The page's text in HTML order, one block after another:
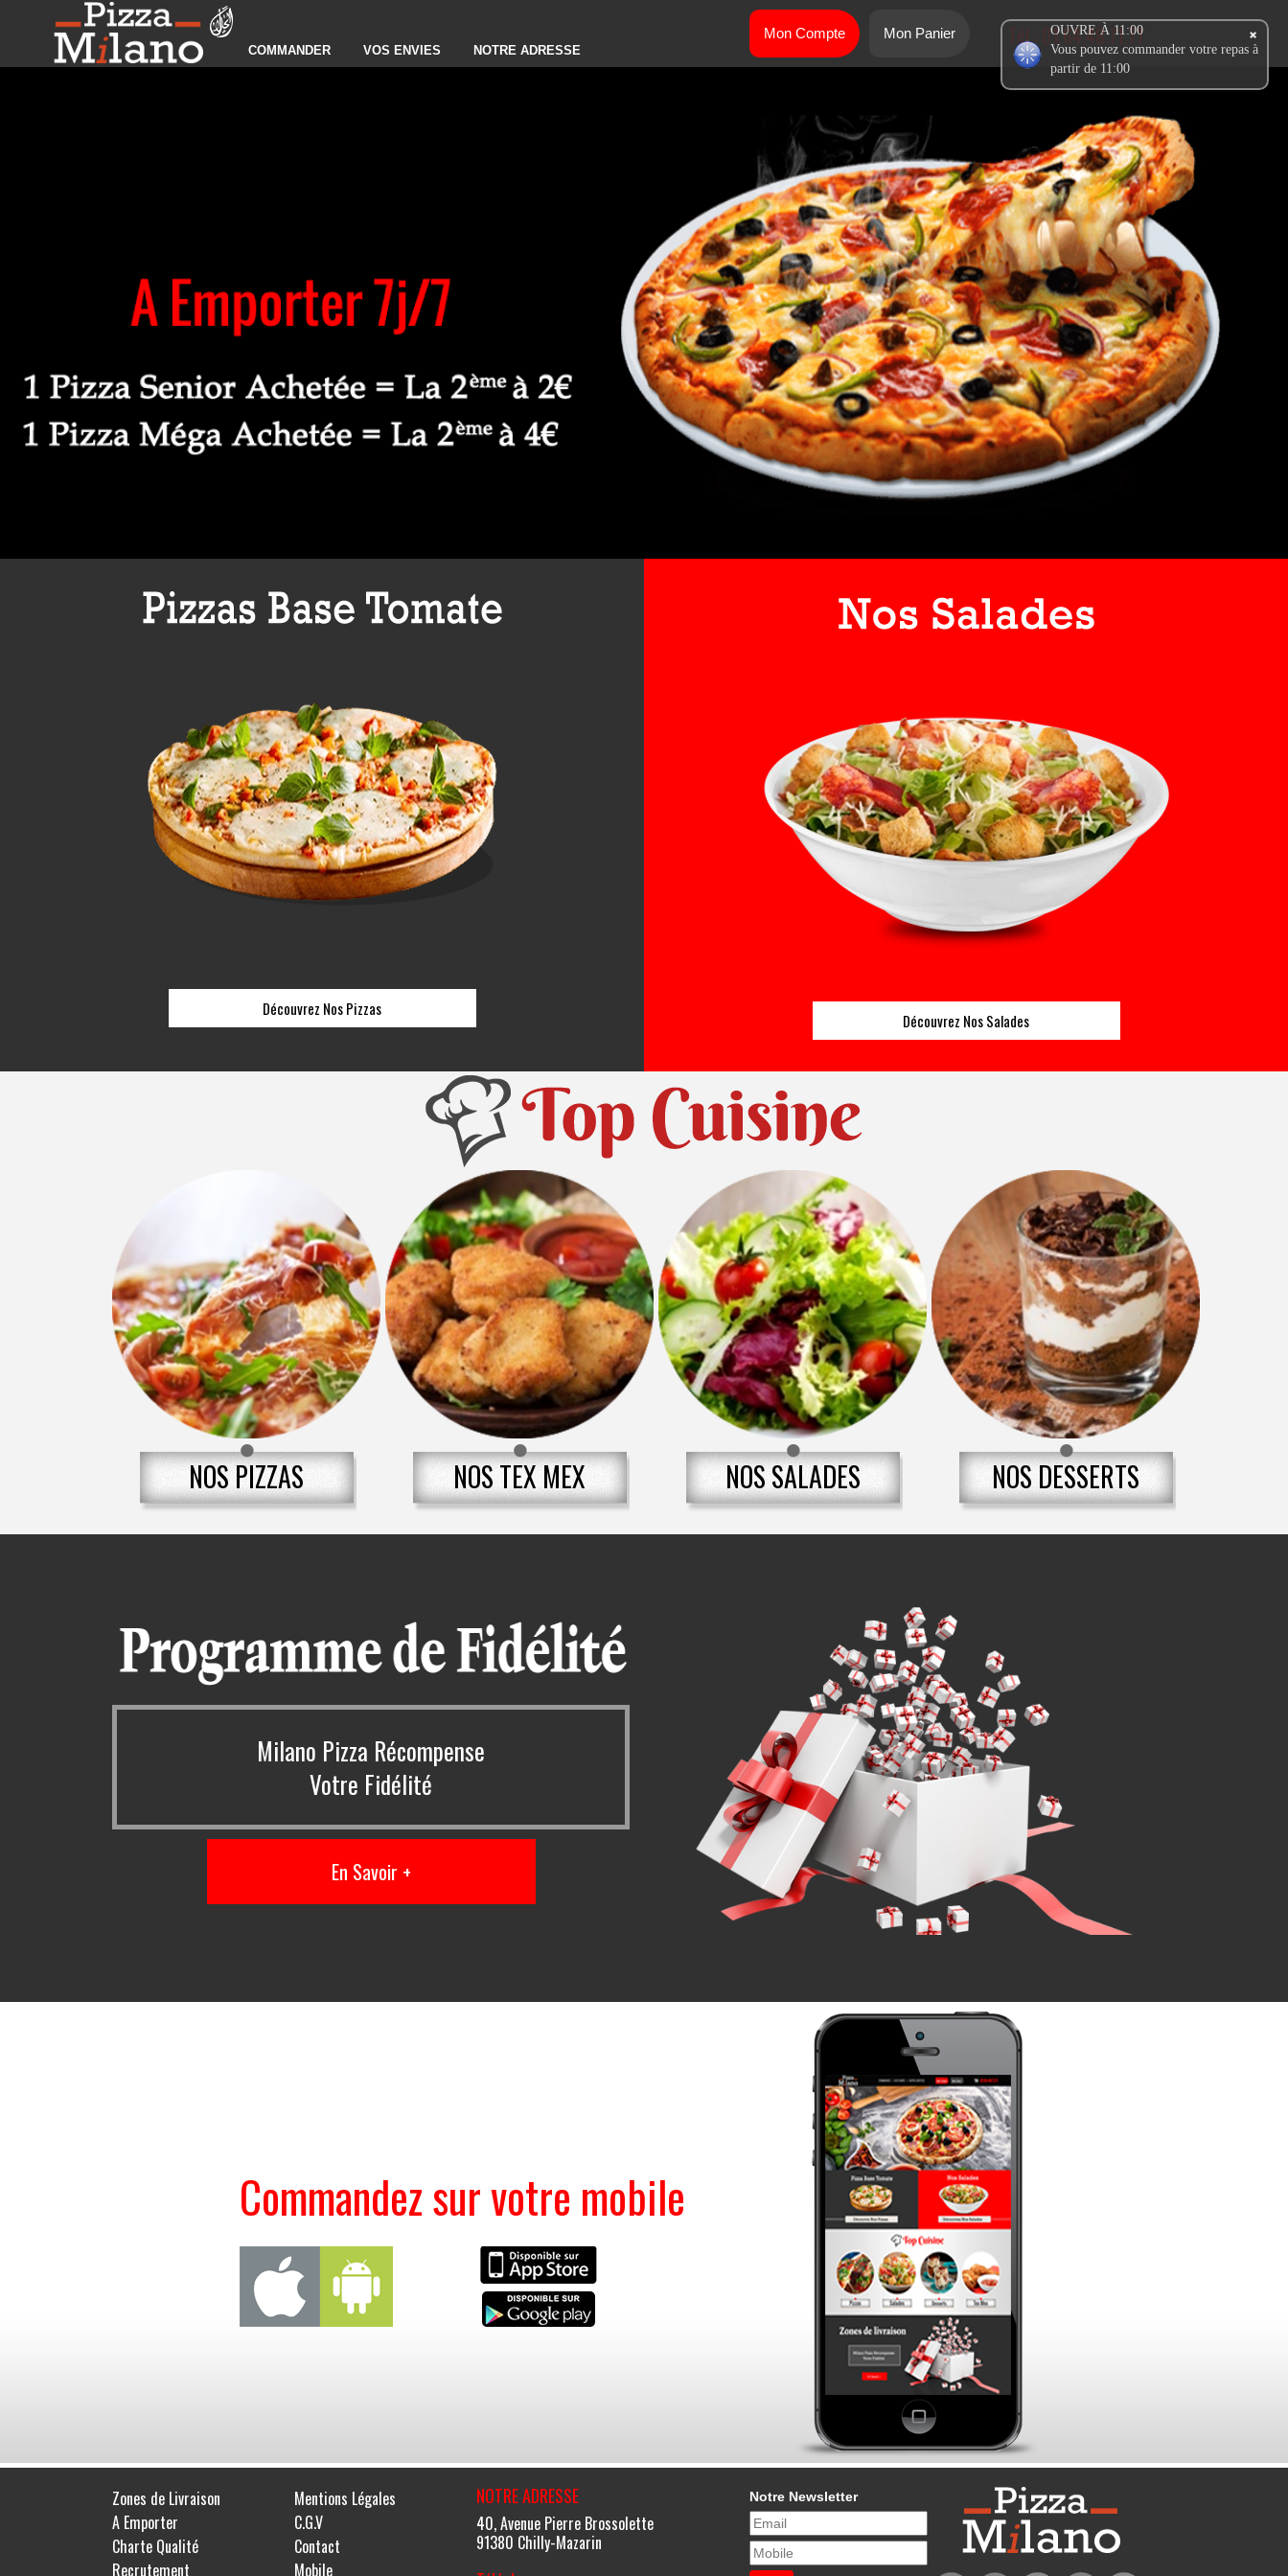
COMMANDER VOS ENVIES NOTRE ADRESSE
Mon Compte Mon Panier Tél.: 01.64.48.71.71
Découvrez Nos Pizzas
Découvrez Nos Salades
NOS PIZZAS NOS TEX MEX NOS SALADES NOS DESSERTS
Milano Pizza Récompense
Votre Fidélité
Commandez sur votre mobile
Zones de Livraison
A Emporter
Charte Qualité
Recrutement
Mentions Légales
C.G.V
Contact
Mobile
NOTRE ADRESSE
40, Avenue Pierre Brossolette
91380 Chilly-Mazarin
Notre Newsletter
OUVRE À 11:00
Vous pouvez commander votre repas à
partir de 11:00